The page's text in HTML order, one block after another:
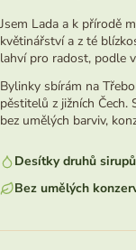
Jsem Lada a k přírodě
květinářství a z té
lahví pro radost, podle
Bylinky sbírám na
pěstitelů z jižních Čech.
bez umělých barviv,
Desítky druhů sirupů
Bez umělých